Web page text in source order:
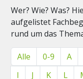
Wer? Wie? Was?
aufgelistet
rund um das
Alle 0-9 A
I
J K L